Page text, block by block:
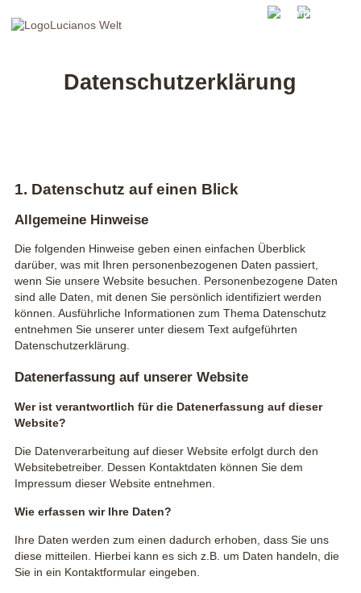
Datenschutzerklärung
1. Datenschutz auf einen Blick
Allgemeine Hinweise
Die folgenden Hinweise geben einen einfachen Überblick
darüber, was mit Ihren personenbezogenen Daten passiert,
wenn Sie unsere Website besuchen. Personenbezogene Daten
sind alle Daten, mit denen Sie persönlich identifiziert werden
können. Ausführliche Informationen zum Thema Datenschutz
entnehmen Sie unserer unter diesem Text aufgeführten
Datenschutzerklärung.
Datenerfassung auf unserer Website
Wer ist verantwortlich für die Datenerfassung auf dieser
Website?
Die Datenverarbeitung auf dieser Website erfolgt durch den
Websitebetreiber. Dessen Kontaktdaten können Sie dem
Impressum dieser Website entnehmen.
Wie erfassen wir Ihre Daten?
Ihre Daten werden zum einen dadurch erhoben, dass Sie uns
diese mitteilen. Hierbei kann es sich z.B. um Daten handeln, die
Sie in ein Kontaktformular eingeben.